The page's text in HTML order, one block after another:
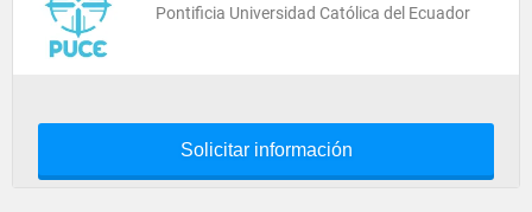
Pontificia Universidad Católica del Ecuador
Solicitar información